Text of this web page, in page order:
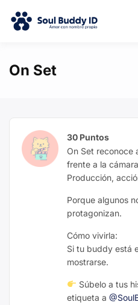
On Set
30 Puntos
On Set reconoce
frente a la
Producción,
Porque algunos
protagonizan.
Cómo vivirla:
Si tu buddy está
mostrarse.
Súbelo a tus
etiqueta a